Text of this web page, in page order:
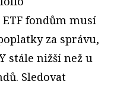
fondům musí
za správu,
stále nižší než u
Sledovat